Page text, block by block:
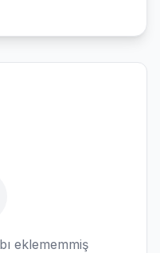
eklememmiş